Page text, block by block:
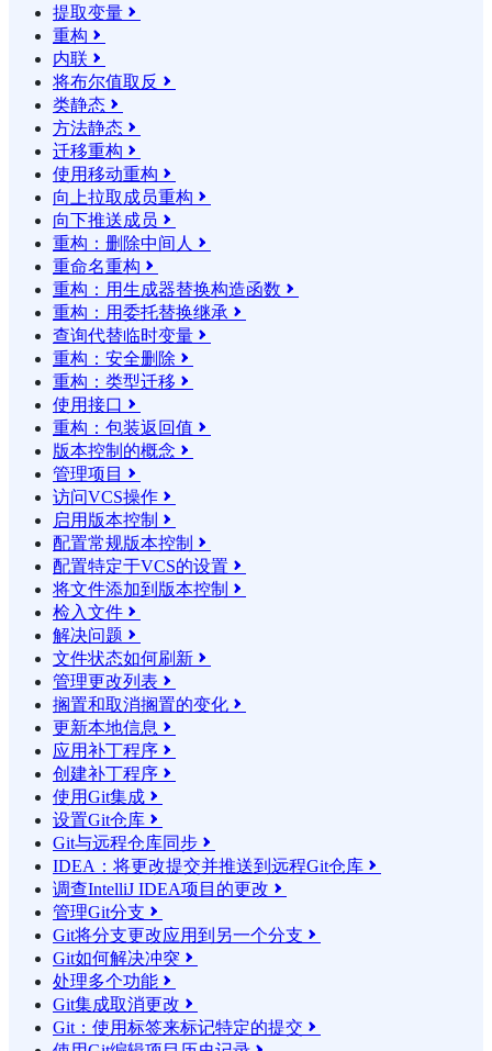
提取变量 
重构 
内联 
将布尔值取反 
类静态 
方法静态 
迁移重构 
使用移动重构 
向上拉取成员重构 
向下推送成员 
重构：删除中间人 
重命名重构 
重构：用生成器替换构造函数 
重构：用委托替换继承 
查询代替临时变量 
重构：安全删除 
重构：类型迁移 
使用接口 
重构：包装返回值 
版本控制的概念 
管理项目 
访问VCS操作 
启用版本控制 
配置常规版本控制 
配置特定于VCS的设置 
将文件添加到版本控制 
检入文件 
解决问题 
文件状态如何刷新 
管理更改列表 
搁置和取消搁置的变化 
更新本地信息 
应用补丁程序 
创建补丁程序 
使用Git集成 
设置Git仓库 
Git与远程仓库同步 
IDEA：将更改提交并推送到远程Git仓库 
调查IntelliJ IDEA项目的更改 
管理Git分支 
Git将分支更改应用到另一个分支 
Git如何解决冲突 
处理多个功能 
Git集成取消更改 
Git：使用标签来标记特定的提交 